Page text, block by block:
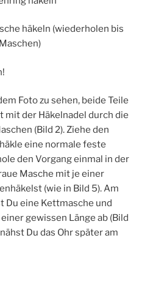
häkeln (wiederholen bis
Foto zu sehen, beide Teile
mit der Häkelnadel durch die
(Bild 2). Ziehe den
eine normale feste
den Vorgang einmal in der
Masche mit je einer
(wie in Bild 5). Am
Du eine Kettmasche und
gewissen Länge ab (Bild
Du das Ohr später am